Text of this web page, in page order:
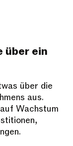
über ein
über die
aus.
Wachstum